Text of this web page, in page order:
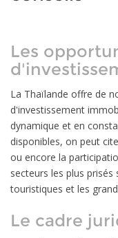
Les
La Thaïlande offre de
d'investissement
dynamique et en
disponibles, on peut
ou encore la
secteurs les plus
touristiques et les
Le cadre